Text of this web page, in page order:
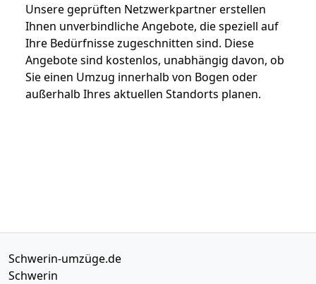
Unsere geprüften Netzwerkpartner erstellen
Ihnen unverbindliche Angebote, die speziell auf
Ihre Bedürfnisse zugeschnitten sind. Diese
Angebote sind kostenlos, unabhängig davon, ob
Sie einen Umzug innerhalb von Bogen oder
außerhalb Ihres aktuellen Standorts planen.
Schwerin-umzüge.de
Schwerin